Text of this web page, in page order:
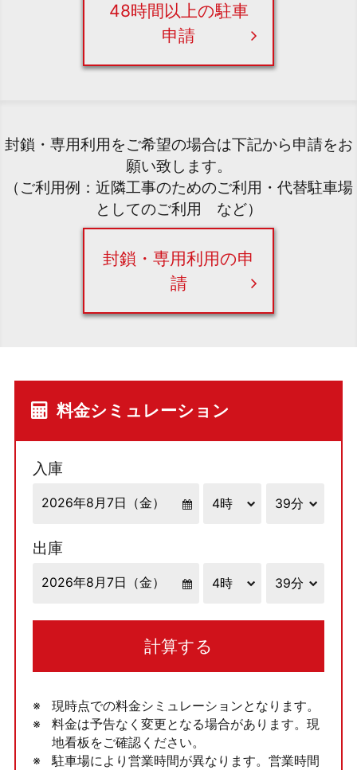
48時間以上の駐車
申請
封鎖・専用利用をご希望の場合は下記から申請をお
願い致します。
（ご利用例：近隣工事のためのご利用・代替駐車場
としてのご利用 など）
封鎖・専用利用の申
請
料金シミュレーション
入庫
出庫
計算する
現時点での料金シミュレーションとなります。
料金は予告なく変更となる場合があります。現
地看板をご確認ください。
駐車場により営業時間が異なります。営業時間